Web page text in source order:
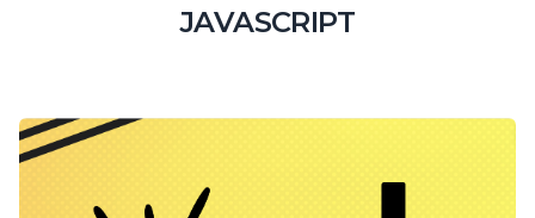
JAVASCRIPT